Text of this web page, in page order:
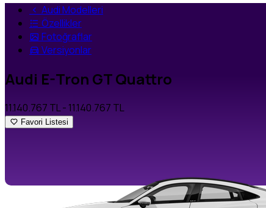
Audi Modelleri
Özellikler
Fotoğraflar
Versiyonlar
Audi E-Tron GT Quattro
11.140.767 TL- 11.140.767 TL
Favori Listesi